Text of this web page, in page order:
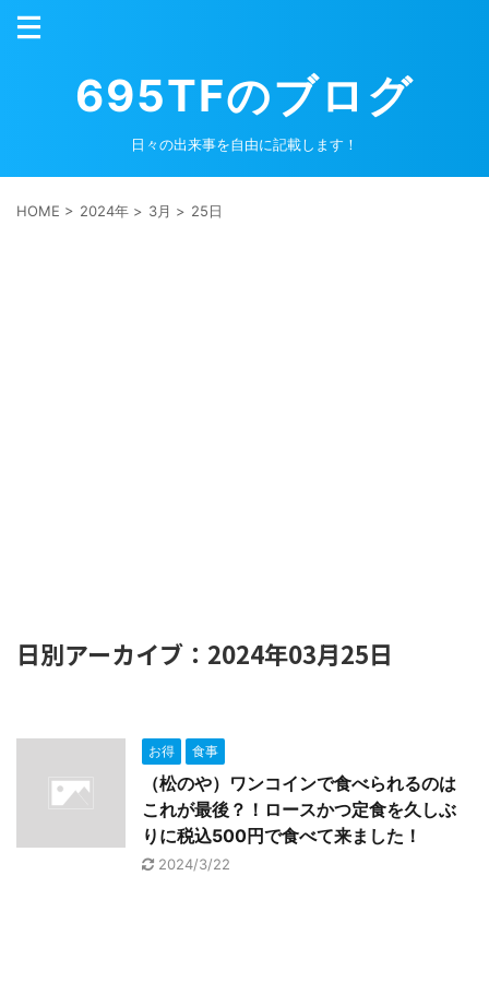
695TFのブログ
日々の出来事を自由に記載します！
HOME > 2024年 > 3月 > 25日
日別アーカイブ：2024年03月25日
お得 食事
（松のや）ワンコインで食べられるのは
これが最後？！ロースかつ定食を久しぶ
りに税込500円で食べて来ました！
2024/3/22